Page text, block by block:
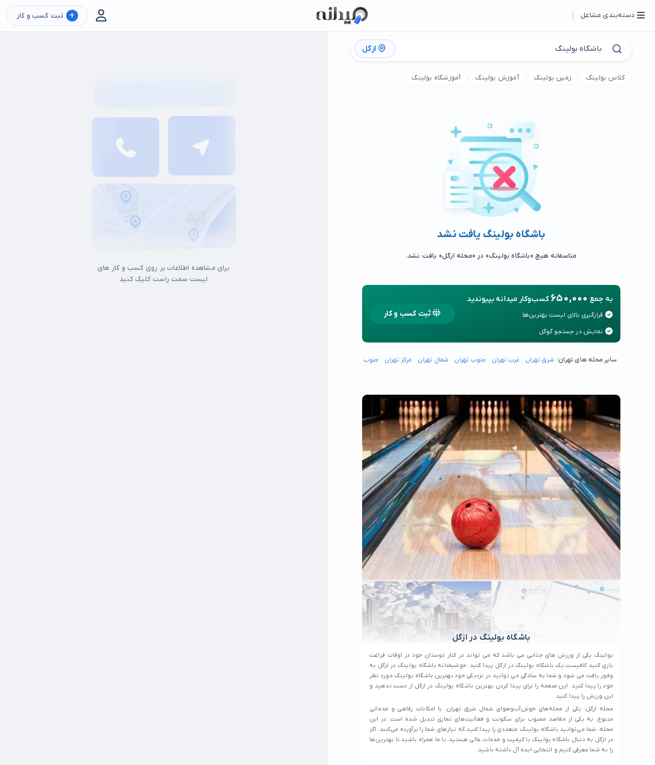
دسته‌بندی مشاغل + ثبت کسب و کار
ازگل
کلاس بولینگ زمین بولینگ آموزش بولینگ آموزشگاه بولینگ
باشگاه بولینگ یافت نشد
متاسفانه هیچ «باشگاه بولینگ» در «محله ازگل» یافت نشد.
به جمع 650,000 کسب‌وکار میدانه بپیوندید
قرارگیری بالای لیست بهترین‌ها
نمایش در جستجو گوگل
ثبت کسب و کار
سایر محله های تهران: شرق تهران غرب تهران جنوب تهران شمال تهران مرکز تهران جنوب شرق تهران
باشگاه بولینگ در ازگل
بولینگ یکی از ورزش های جذابی می باشد که می تواند در کنار دوستان خود در اوقات فراغت
بازی کنید کافیست یک باشگاه بولینگ در ازگل پیدا کنید. خوشبختانه باشگاه بولینگ در ازگل به
وفور یافت می شود و شما به سادگی می توانید در نزدیکی خود بهترین باشگاه بولینگ مورد نظر
خود را پیدا کنید. این صفحه را برای پیدا کردن بهترین باشگاه بولینگ در ازگل از دست ندهید و
این ورزش را پیدا کنید.
محله ازگل، یکی از محله‌های خوش‌آب‌وهوای شمال شرق تهران، با امکانات رفاهی و خدماتی
متنوع، به یکی از مقاصد محبوب برای سکونت و فعالیت‌های تجاری تبدیل شده است. در این
محله، شما می‌توانید باشگاه بولینگ متعددی را پیدا کنید که نیازهای شما را برآورده می‌کنند. اگر
در ازگل به دنبال باشگاه بولینگ با کیفیت و خدمات عالی هستید، با ما همراه باشید تا بهترین‌ها
را به شما معرفی کنیم و انتخابی ایده آل داشته باشید.
برای مشاهده اطلاعات بر روی کسب و کار های
لیست سمت راست کلیک کنید